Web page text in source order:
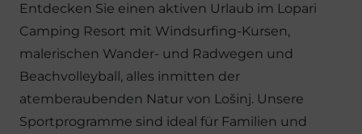
Entdecken Sie einen aktiven Urlaub im Lopari
Camping Resort mit Windsurfing-Kursen,
malerischen Wander- und Radwegen und
Beachvolleyball, alles inmitten der
atemberaubenden Natur von Lošinj. Unsere
Sportprogramme sind ideal für Familien und